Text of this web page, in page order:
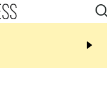
17:17
Angeles, un homme vit